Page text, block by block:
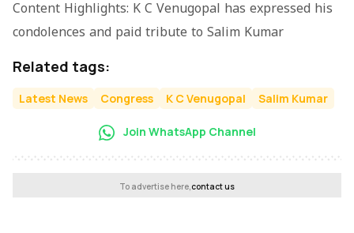
Content Highlights: K C Venugopal has expressed his
condolences and paid tribute to Salim Kumar
Related tags:
Latest News Congress K C Venugopal Salim Kumar
Join WhatsApp Channel
To advertise here,contact us